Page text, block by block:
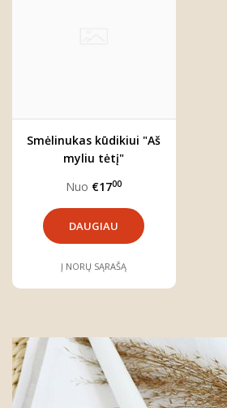
Smėlinukas kūdikiui "Aš
myliu tėtį"
Nuo €1700
DAUGIAU
Į NORŲ SĄRAŠĄ